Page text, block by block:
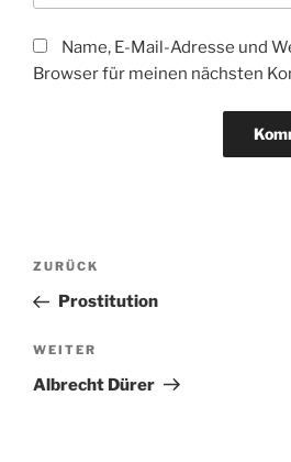
Name, E-Mail-Adresse und
Browser für meinen nächsten
Beitragsnavigation
Vorheriger
Beitrag
ZURÜCK
Prostitution
Nächster
Beitrag
WEITER
Albrecht Dürer